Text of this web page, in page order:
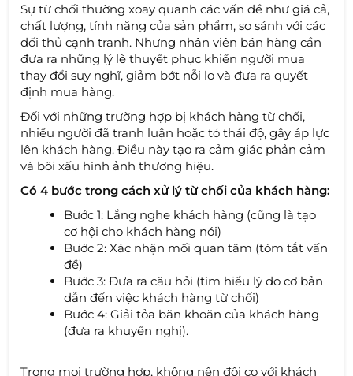
Sự từ chối thường xoay quanh các vấn đề như giá cả,
chất lượng, tính năng của sản phẩm, so sánh với các
đối thủ cạnh tranh. Nhưng nhân viên bán hàng cần
đưa ra những lý lẽ thuyết phục khiến người mua
thay đổi suy nghĩ, giảm bớt nỗi lo và đưa ra quyết
định mua hàng.
Đối với những trường hợp bị khách hàng từ chối,
nhiều người đã tranh luận hoặc tỏ thái độ, gây áp lực
lên khách hàng. Điều này tạo ra cảm giác phản cảm
và bôi xấu hình ảnh thương hiệu.
Có 4 bước trong cách xử lý từ chối của khách hàng:
Bước 1: Lắng nghe khách hàng (cũng là tạo
cơ hội cho khách hàng nói)
Bước 2: Xác nhận mối quan tâm (tóm tắt vấn
đề)
Bước 3: Đưa ra câu hỏi (tìm hiểu lý do cơ bản
dẫn đến việc khách hàng từ chối)
Bước 4: Giải tỏa băn khoăn của khách hàng
(đưa ra khuyến nghị).
Trong mọi trường hợp, không nên đôi co với khách